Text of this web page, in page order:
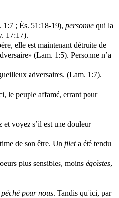
1:7 ; És. 51:18-19), personnequi la
17:17).
elle est maintenant détruite de
(Lam. 1:5). Personne n’a
adversaires. (Lam. 1:7).
le peuple affamé, errant pour
et voyez s’il est une douleur
de son être. Un fileta été tendu
plus sensibles, moins égoïstes,
pour nous. Tandis qu’ici, par